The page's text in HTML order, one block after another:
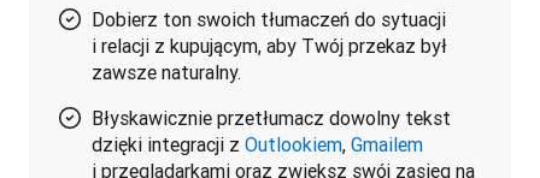
Dobierz ton swoich tłumaczeń do sytuacji
i relacji z kupującym, aby Twój przekaz był
zawsze naturalny.
Błyskawicznie przetłumacz dowolny tekst
dzięki integracji z Outlookiem, Gmailem
i przeglądarkami oraz zwiększ swój zasięg na